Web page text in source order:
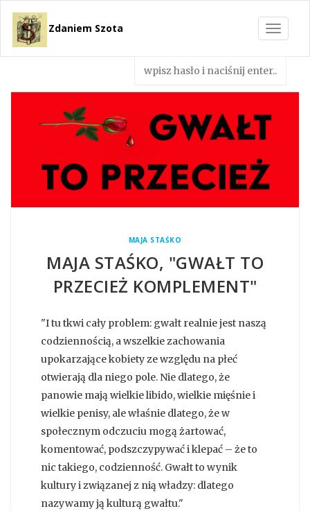
Toggle
Zdaniem Szota
MAJA STAŚKO
MAJA STAŚKO, "GWAŁT TO
PRZECIEŻ KOMPLEMENT"
"I tu tkwi cały problem: gwałt realnie jest naszą
codziennością, a wszelkie zachowania
upokarzające kobiety ze względu na płeć
otwierają dla niego pole. Nie dlatego, że
panowie mają wielkie libido, wielkie mięśnie i
wielkie penisy, ale właśnie dlatego, że w
społecznym odczuciu mogą żartować,
komentować, podszczypywać i klepać – że to
nic takiego, codzienność. Gwałt to wynik
kultury i związanej z nią władzy: dlatego
nazywamy ją kulturą gwałtu."